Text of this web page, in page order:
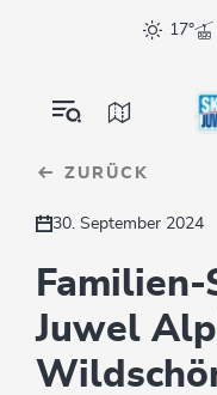
sr.skip-to.main-content
sr.skip-to.table-of-contents
sr.skip-to.main-navigation
17°
ZURÜCK
30. September 2024
Juwel